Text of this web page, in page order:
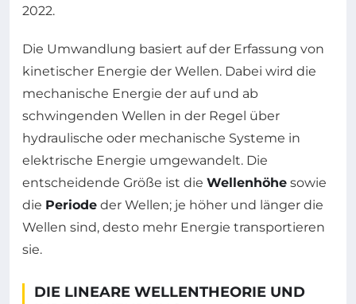
2022.
Die Umwandlung basiert auf der Erfassung von
kinetischer Energie der Wellen. Dabei wird die
mechanische Energie der auf und ab
schwingenden Wellen in der Regel über
hydraulische oder mechanische Systeme in
elektrische Energie umgewandelt. Die
entscheidende Größe ist die Wellenhöhe sowie
die Periode der Wellen; je höher und länger die
Wellen sind, desto mehr Energie transportieren
sie.
DIE LINEARE WELLENTHEORIE UND